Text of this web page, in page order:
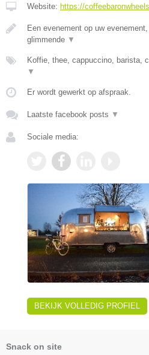
Website: https://
Een evenement op uw
glimmende ▼
Koffie, thee, cappuccino, barista,
▼
Er wordt gewerkt op afspraak.
Laatste facebook posts ▼
Sociale media:
BEKIJK VOLLEDIG PROFIEL
Snack on site